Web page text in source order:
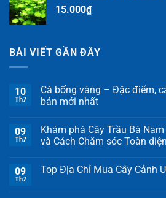
15.000₫
BÀI VIẾT GẦN ĐÂY
10
Th7
Cá bống vàng – Đặc điểm,
bán mới nhất
09
Th7
Khám phá Cây Trầu Bà
và Cách Chăm sóc Toàn diện
09
Th7
Top Địa Chỉ Mua Cây Cảnh